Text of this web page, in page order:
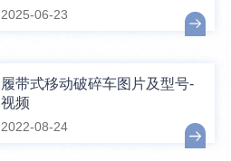
2025-06-23
履带式移动破碎车图片及型号-
视频
2022-08-24